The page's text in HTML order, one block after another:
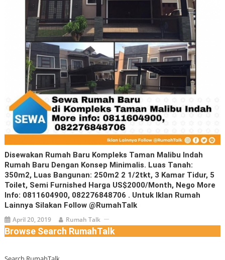
Disewakan Rumah Baru Kompleks Taman Malibu Indah
Rumah Baru Dengan Konsep Minimalis. Luas Tanah:
350m2, Luas Bangunan: 250m2 2 1/2tkt, 3 Kamar Tidur, 5
Toilet, Semi Furnished Harga US$2000/month, Nego More
Info: 0811604900, 082276848706 . Untuk Iklan Rumah
Lainnya Silakan Follow @RumahTalk
April 20, 2019 Rumah Talk
Browse Search RumahTalk